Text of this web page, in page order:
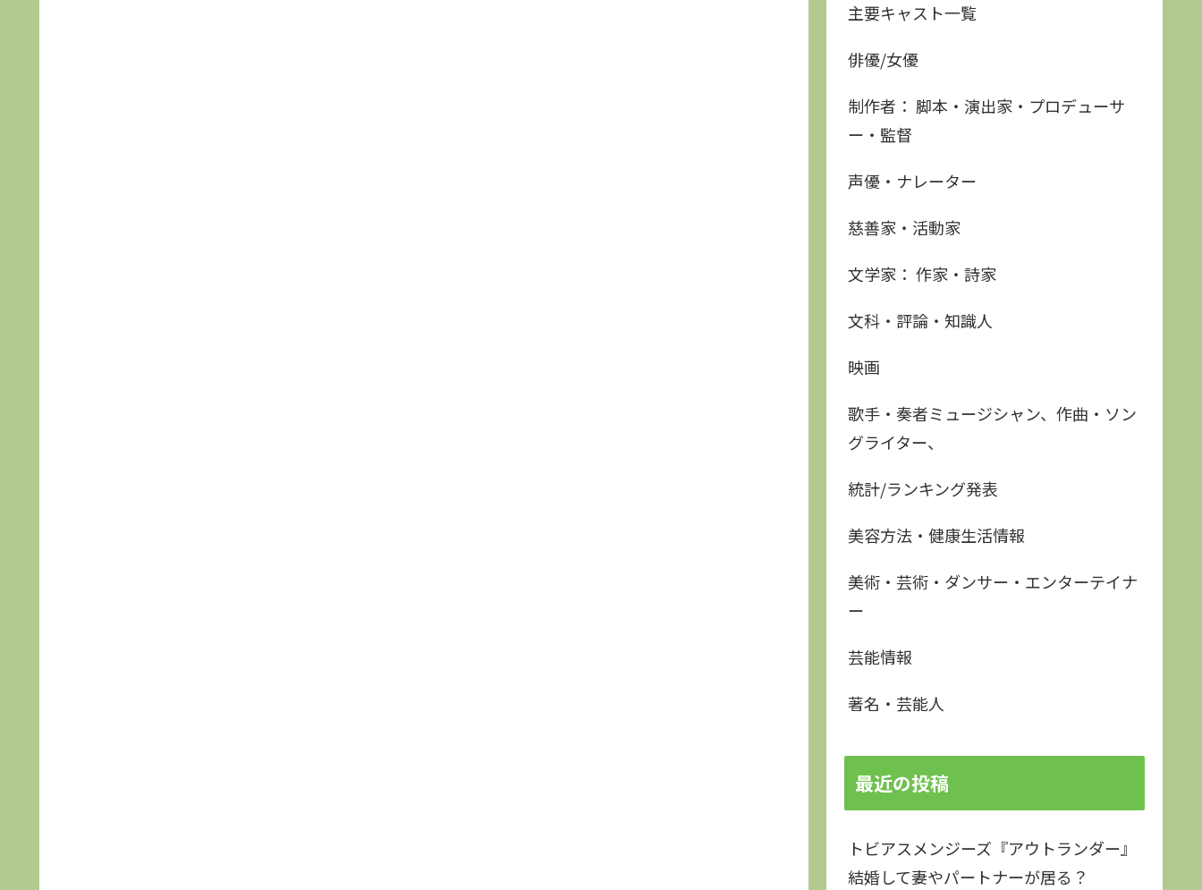
主要キャスト一覧
俳優/女優
制作者： 脚本・演出家・プロデューサ
ー・監督
声優・ナレーター
慈善家・活動家
文学家： 作家・詩家
文科・評論・知識人
映画
歌手・奏者ミュージシャン、作曲・ソン
グライター、
統計/ランキング発表
美容方法・健康生活情報
美術・芸術・ダンサー・エンターテイナ
ー
芸能情報
著名・芸能人
最近の投稿
トビアスメンジーズ『アウトランダー』
結婚して妻やパートナーが居る？